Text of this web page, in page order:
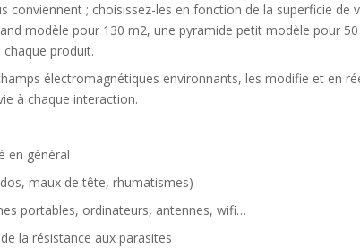
conviennent ; choisissez-les en fonction de la superficie
modèle pour 130 m2, une pyramide petit modèle pour
produit.
électromagnétiques environnants, les modifie et en
à chaque interaction.
en général
maux de tête, rhumatismes)
portables, ordinateurs, antennes, wifi…
la résistance aux parasites